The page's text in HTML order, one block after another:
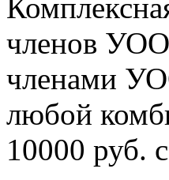
членов
членами
любой
10000 руб.